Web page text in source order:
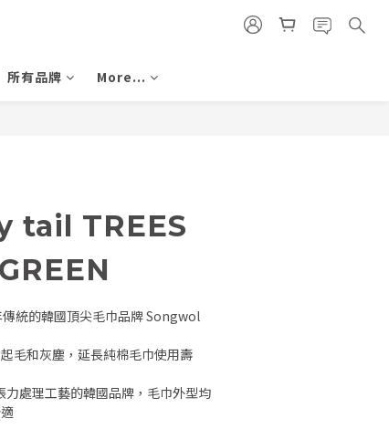
所有品牌 More...
tail TREES
統的韓國頂尖毛巾品牌 Songwol
毛和灰塵，延長純棉毛巾使用壽
處理工藝的韓國品牌，毛巾外型均